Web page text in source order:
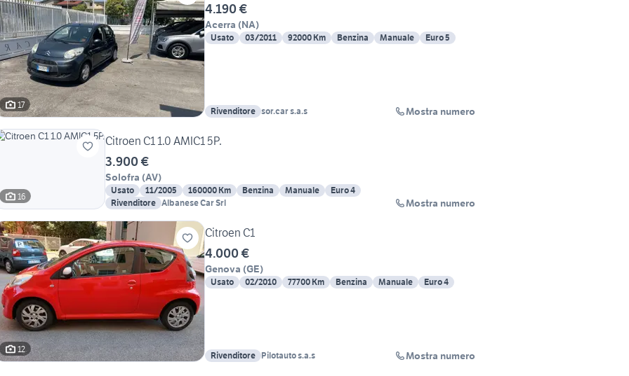
17
4.190 €
Acerra (NA)
Usato 03/2011 92000 Km Benzina Manuale Euro 5
Rivenditore sor.car s.a.s Mostra numero
16
Citroen C1 1.0 AMIC1 5P.
3.900 €
Solofra (AV)
Usato 11/2005 160000 Km Benzina Manuale
Euro 4
Rivenditore Albanese Car Srl Mostra numero
12
Citroen C1
4.000 €
Genova (GE)
Usato 02/2010 77700 Km Benzina Manuale Euro 4
Rivenditore Pilotauto s.a.s Mostra numero